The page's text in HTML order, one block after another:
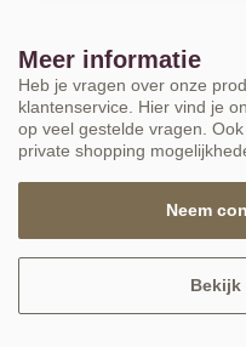
Meer informatie
Heb je vragen over onze
klantenservice. Hier vind je
op veel gestelde vragen.
private shopping
Neem
Bekijk